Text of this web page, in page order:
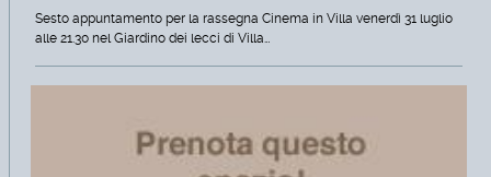
Sesto appuntamento per la rassegna Cinema in Villa venerdì 31 luglio
alle 21.30 nel Giardino dei lecci di Villa…